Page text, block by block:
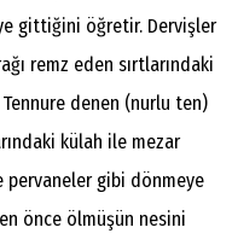
gittiğini öğretir. Dervişler
remz eden sırtlarındaki
denen (nurlu ten)
külah ile mezar
pervaneler gibi dönmeye
önce ölmüşün nesini